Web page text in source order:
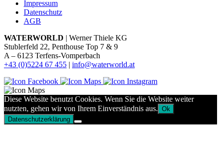
Impressum
Datenschutz
AGB
WATERWORLD | Werner Thiele KG
Stublerfeld 22, Penthouse Top 7 & 9
A – 6123 Terfens-Vomperbach
+43 (0)5224 67 455 | info@waterworld.at
Diese Website benutzt Cookies. Wenn Sie die Website weiter
nutzten, gehen wir von Ihrem Einverständnis aus. Ok
Datenschutzerklärung